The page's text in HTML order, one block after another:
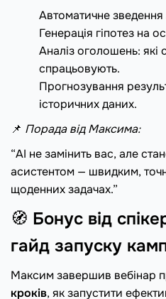
Автоматичне зведення
Генерація гіпотез на
Аналіз оголошень: які
спрацьовують.
Прогнозування
історичних даних.
📌 Порада від Максима:
“AI не замінить вас, але
асистентом — швидким,
щоденних задачах.”
🧭 Бонус від
гайд запуску
Максим завершив вебінар
кроків, як запустити